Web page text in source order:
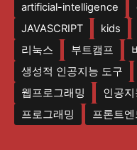
artificial-intelligence
JAVASCRIPT
kids
리눅스
부트캠프
생성적 인공지능 도구
웹프로그래밍
인공지
프로그래밍
프론트엔